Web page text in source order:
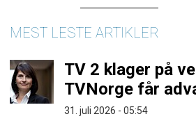
MEST LESTE ARTIKLER
TV 2 klager på
TVNorge får
31. juli 2026 - 05:54